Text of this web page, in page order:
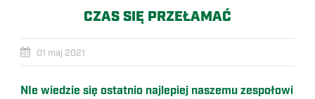
CZAS SIĘ PRZEŁAMAĆ
01 maj 2021
NIe wiedzie się ostatnio najlepiej naszemu zespołowi